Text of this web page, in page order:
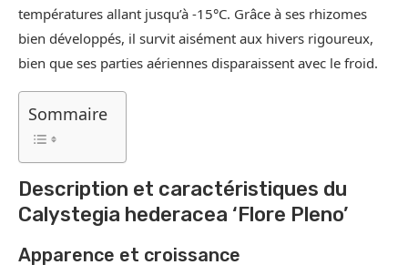
températures allant jusqu’à -15°C. Grâce à ses rhizomes
bien développés, il survit aisément aux hivers rigoureux,
bien que ses parties aériennes disparaissent avec le froid.
Sommaire
Description et caractéristiques du
Calystegia hederacea ‘Flore Pleno’
Apparence et croissance